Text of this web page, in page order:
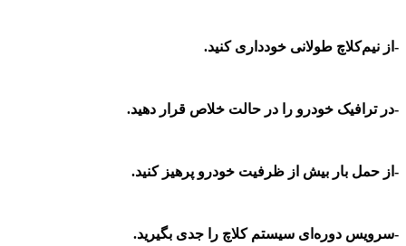
-از نیم‌کلاچ طولانی خودداری کنید.
-در ترافیک خودرو را در حالت خلاص قرار دهید.
-از حمل بار بیش از ظرفیت خودرو پرهیز کنید.
-سرویس دوره‌ای سیستم کلاچ را جدی بگیرید.